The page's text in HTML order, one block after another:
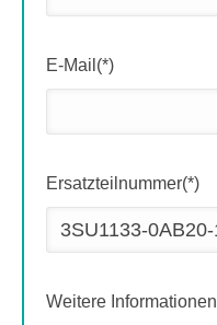
E-Mail(*)
Ersatzteilnummer(*)
Weitere Informationen